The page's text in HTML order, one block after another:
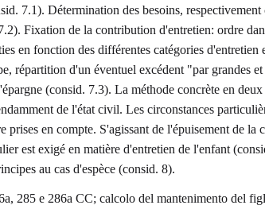
7.1). Détermination des besoins, respectivement
Fixation de la contribution d'entretien: ordre
en fonction des différentes catégories d'entretien
répartition d'un éventuel excédent "par grandes et
(consid. 7.3). La méthode concrète en deux
de l'état civil. Les circonstances
prises en compte. S'agissant de l'épuisement de la
est exigé en matière d'entretien de l'enfant
au cas d'espèce (consid. 8).
285 e 286a CC; calcolo del mantenimento del